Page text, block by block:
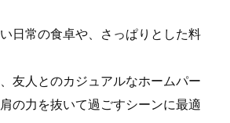
日常の食卓や、さっぱりとした料
友人とのカジュアルなホームパー
の力を抜いて過ごすシーンに最適